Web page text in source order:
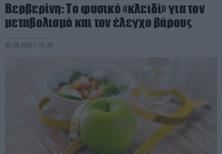
Βερβερίνη: Το φυσικό «κλειδί» για τον
μεταβολισμό και τον έλεγχο βάρους
07.08.2026 | 11:20